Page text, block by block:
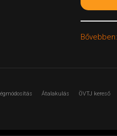
Átalakulás ÖVTJ kereső